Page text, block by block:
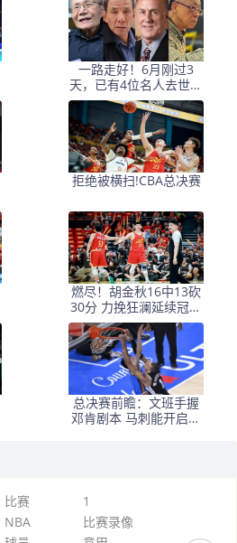
休
一路走好！6月刚过3
天，已有4位名人去世，
姚明等人发文悼念
拒绝被横扫!CBA总决赛
燃尽！胡金秋16中13砍
30分 力挽狂澜延续冠军
悬念
总决赛前瞻：文班手握
邓肯剧本 马刺能开启新
比赛
1
NBA
比赛录像